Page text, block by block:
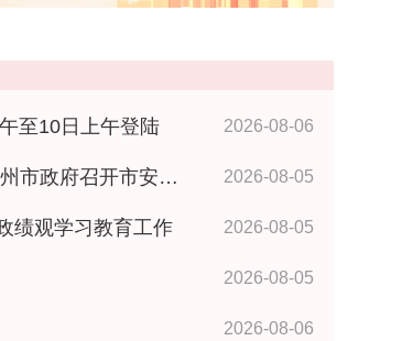
至10日上午登陆 2026-08-06
体成员（扩大）会议 王维讲话 2026-08-05
绩观学习教育工作 2026-08-05
2026-08-05
2026-08-06